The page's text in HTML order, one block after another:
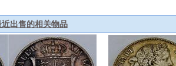
出售的相关物品